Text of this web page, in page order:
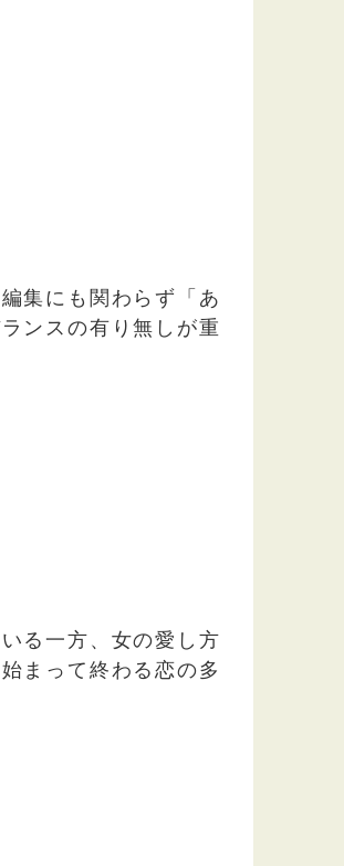
集にも関わらず「あ
ンスの有り無しが重
る一方、女の愛し方
まって終わる恋の多